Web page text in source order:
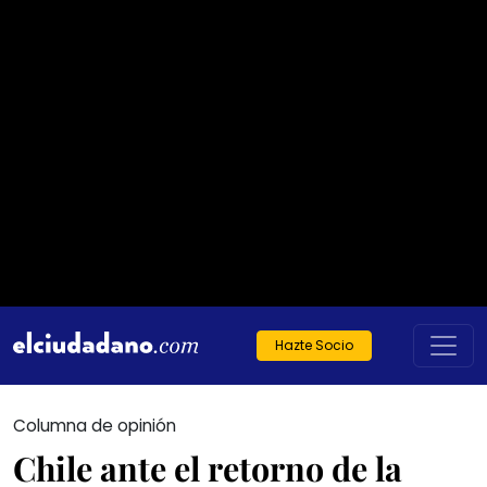
Hazte Socio
Columna de opinión
Chile ante el retorno de la